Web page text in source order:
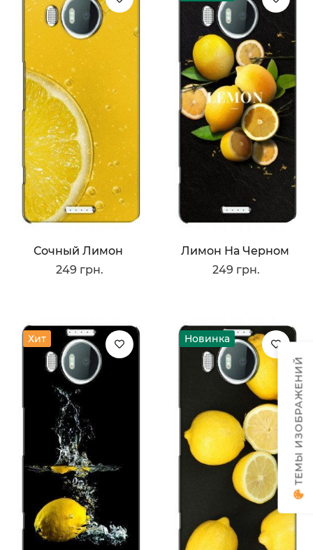
Сочный Лимон
249 грн.
Лимон На Черном
249 грн.
Хит Новинка
ТЕМЫ ИЗОБРАЖЕНИЙ